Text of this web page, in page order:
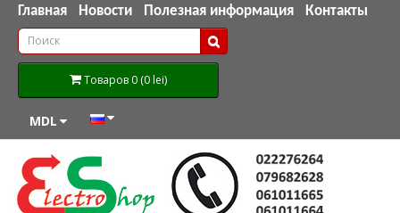
Главная Новости Полезная информация Контакты
Товаров 0 (0 lei)
MDL